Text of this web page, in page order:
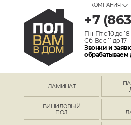
КОМПАНИЯ
+7
Пн-Пт с 10 до 18
Сб-Вс с 11 до 17
Звонки и
обрабатываем
ЛАМИНАТ
ВИНИЛОВЫЙ
ПОЛ